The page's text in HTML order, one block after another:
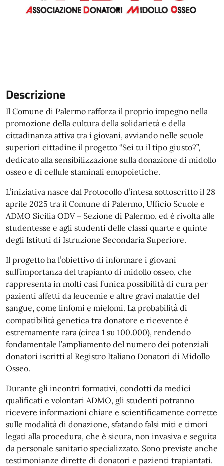
Descrizione
Il Comune di Palermo rafforza il proprio impegno nella
promozione della cultura della solidarietà e della
cittadinanza attiva tra i giovani, avviando nelle scuole
superiori cittadine il progetto “Sei tu il tipo giusto?”,
dedicato alla sensibilizzazione sulla donazione di midollo
osseo e di cellule staminali emopoietiche.
L’iniziativa nasce dal Protocollo d’intesa sottoscritto il 28
aprile 2025 tra il Comune di Palermo, Ufficio Scuole e
ADMO Sicilia ODV – Sezione di Palermo, ed è rivolta alle
studentesse e agli studenti delle classi quarte e quinte
degli Istituti di Istruzione Secondaria Superiore.
Il progetto ha l’obiettivo di informare i giovani
sull’importanza del trapianto di midollo osseo, che
rappresenta in molti casi l’unica possibilità di cura per
pazienti affetti da leucemie e altre gravi malattie del
sangue, come linfomi e mielomi. La probabilità di
compatibilità genetica tra donatore e ricevente è
estremamente rara (circa 1 su 100.000), rendendo
fondamentale l’ampliamento del numero dei potenziali
donatori iscritti al Registro Italiano Donatori di Midollo
Osseo.
Durante gli incontri formativi, condotti da medici
qualificati e volontari ADMO, gli studenti potranno
ricevere informazioni chiare e scientificamente corrette
sulle modalità di donazione, sfatando falsi miti e timori
legati alla procedura, che è sicura, non invasiva e seguita
da personale sanitario specializzato. Sono previste anche
testimonianze dirette di donatori e pazienti trapiantati.